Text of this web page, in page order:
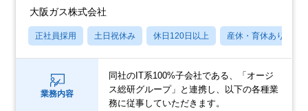
大阪ガス株式会社
正社員採用 土日祝休み 休日120日以上 産休・育休あり
業務内容
同社のIT系100%子会社である、「オージ
ス総研グループ」と連携し、以下の各種業
務に従事していただきます。